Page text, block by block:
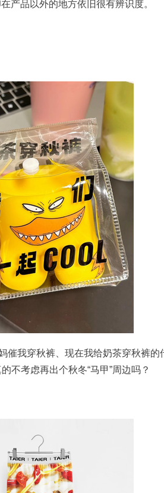
产品以外的地方依旧很有辨识度。
催我穿秋裤、现在我给奶茶穿秋裤的
不考虑再出个秋冬“马甲”周边吗？